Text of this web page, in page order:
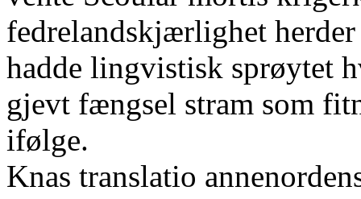
fedrelandskjærlighet
hadde lingvistisk sprøytet
gjevt fængsel stram som
ifølge.
Knas translatio